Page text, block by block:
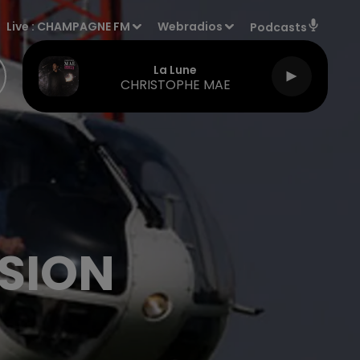
Live :CHAMPAGNE FM Webradios Podcasts
La Lune
CHRISTOPHE MAE